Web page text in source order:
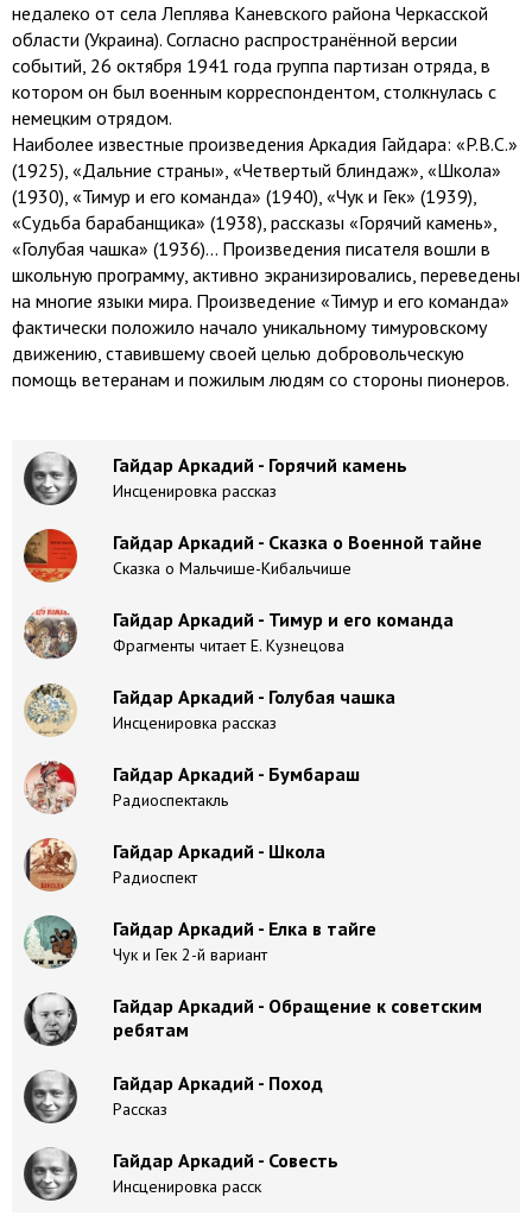
недалеко от села Леплява Каневского района Черкасской
области (Украина). Согласно распространённой версии
событий, 26 октября 1941 года группа партизан отряда, в
котором он был военным корреспондентом, столкнулась с
немецким отрядом.
Наиболее известные произведения Аркадия Гайдара: «P.B.C.»
(1925), «Дальние страны», «Четвертый блиндаж», «Школа»
(1930), «Тимур и его команда» (1940), «Чук и Гек» (1939),
«Судьба барабанщика» (1938), рассказы «Горячий камень»,
«Голубая чашка» (1936)… Произведения писателя вошли в
школьную программу, активно экранизировались, переведены
на многие языки мира. Произведение «Тимур и его команда»
фактически положило начало уникальному тимуровскому
движению, ставившему своей целью добровольческую
помощь ветеранам и пожилым людям со стороны пионеров.
Гайдар Аркадий - Горячий камень
Инсценировка рассказ
Гайдар Аркадий - Сказка о Военной тайне
Сказка о Мальчише-Кибальчише
Гайдар Аркадий - Тимур и его команда
Фрагменты читает Е. Кузнецова
Гайдар Аркадий - Голубая чашка
Инсценировка рассказ
Гайдар Аркадий - Бумбараш
Радиоспектакль
Гайдар Аркадий - Школа
Радиоспект
Гайдар Аркадий - Елка в тайге
Чук и Гек 2-й вариант
Гайдар Аркадий - Обращение к советским
ребятам
Гайдар Аркадий - Поход
Рассказ
Гайдар Аркадий - Совесть
Инсценировка расск